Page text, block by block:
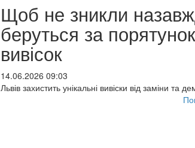
Щоб не зникли
беруться за
вивісок
14.06.2026 09:03
Львів захистить унікальні вивіски від заміни та